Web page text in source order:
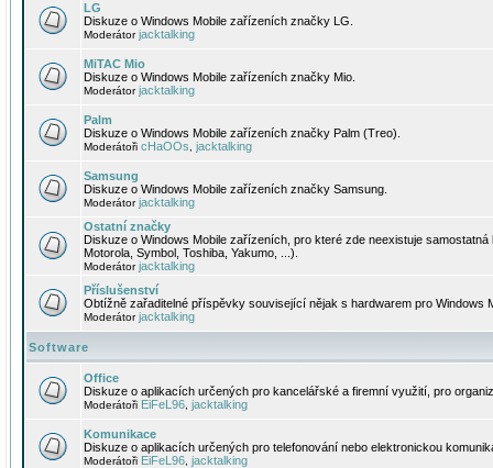
LG
Diskuze o Windows Mobile zařízeních značky LG.
Moderátorjacktalking
MiTAC Mio
Diskuze o Windows Mobile zařízeních značky Mio.
Moderátorjacktalking
Palm
Diskuze o Windows Mobile zařízeních značky Palm (Treo).
Moderátoři cHaOOs jacktalking
Samsung
Diskuze o Windows Mobile zařízeních značky Samsung.
Moderátorjacktalking
Ostatní značky
Diskuze o Windows Mobile zařízeních, pro které zde neexistuje
Motorola, Symbol, Toshiba, Yakumo, ...).
Moderátorjacktalking
Příslušenství
Obtížně zařaditelné příspěvky související nějak s hardwarem pro Windows
Moderátorjacktalking
Software
Office
Diskuze o aplikacích určených pro kancelářské a firemní využití, pro
Moderátoři EiFeL96 jacktalking
Komunikace
Diskuze o aplikacích určených pro telefonování nebo elektronickou
Moderátoři EiFeL96 jacktalking